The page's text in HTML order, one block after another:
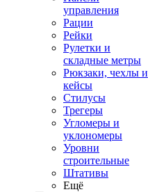
управления
Рации
Рейки
Рулетки и
складные метры
Рюкзаки, чехлы и
кейсы
Стилусы
Трегеры
Угломеры и
уклономеры
Уровни
строительные
Штативы
Ещё